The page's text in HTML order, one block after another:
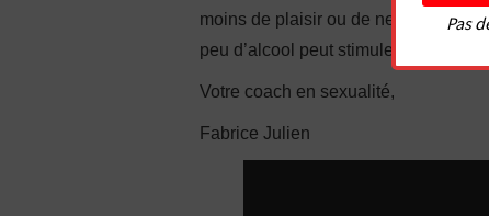
moins de plaisir ou de ne pas vous
peu d’alcool peut stimuler la libido.
Votre coach en sexualité,
Fabrice Julien
Pas